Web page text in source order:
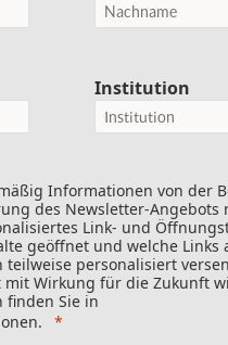
Institution
Informationen von der
des Newsletter-Angebots
Link- und
geöffnet und welche Links
personalisiert
Wirkung für die Zukunft
finden Sie in
.